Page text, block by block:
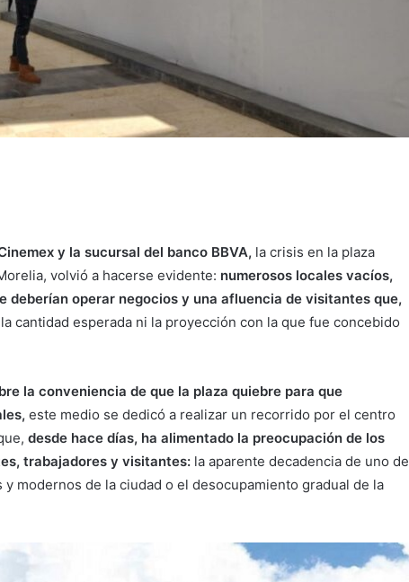
y la sucursal del banco BBVA, la crisis en la plaza
volvió a hacerse evidente: numerosos locales vacíos,
deberían operar negocios y una afluencia de visitantes que,
cantidad esperada ni la proyección con la que fue concebido
la conveniencia de que la plaza quiebre para que
este medio se dedicó a realizar un recorrido por el centro
desde hace días, ha alimentado la preocupación de los
trabajadores y visitantes: la aparente decadencia de uno de
modernos de la ciudad o el desocupamiento gradual de la